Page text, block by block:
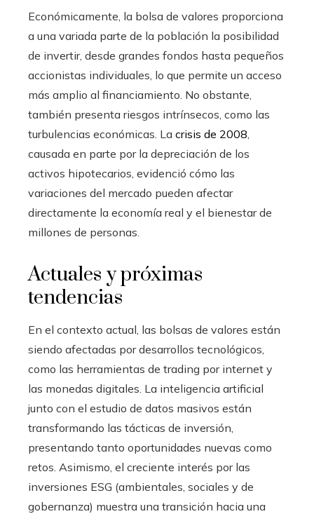
Económicamente, la bolsa de valores proporciona
a una variada parte de la población la posibilidad
de invertir, desde grandes fondos hasta pequeños
accionistas individuales, lo que permite un acceso
más amplio al financiamiento. No obstante,
también presenta riesgos intrínsecos, como las
turbulencias económicas. La crisis de 2008
causada en parte por la depreciación de los
activos hipotecarios, evidenció cómo las
variaciones del mercado pueden afectar
directamente la economía real y el bienestar de
millones de personas.
Actuales y próximas
tendencias
En el contexto actual, las bolsas de valores están
siendo afectadas por desarrollos tecnológicos,
como las herramientas de trading por internet y
las monedas digitales. La inteligencia artificial
junto con el estudio de datos masivos están
transformando las tácticas de inversión,
presentando tanto oportunidades nuevas como
retos. Asimismo, el creciente interés por las
inversiones ESG (ambientales, sociales y de
gobernanza) muestra una transición hacia una